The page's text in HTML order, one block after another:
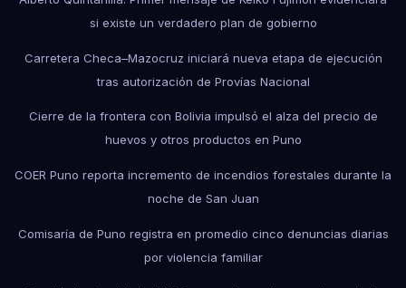
si existe un verdadero plan de gobierno
Carretera Checa–Mazocruz iniciará nueva etapa de ejecución
tras autorización de Provías Nacional
Cierre de la frontera con Bolivia impulsó el alza del precio de
huevos y otros productos en Puno
COER Puno reporta incremento de incendios forestales durante la
noche de San Juan
Comisaría de Puno registra en promedio cinco denuncias diarias
por violencia familiar